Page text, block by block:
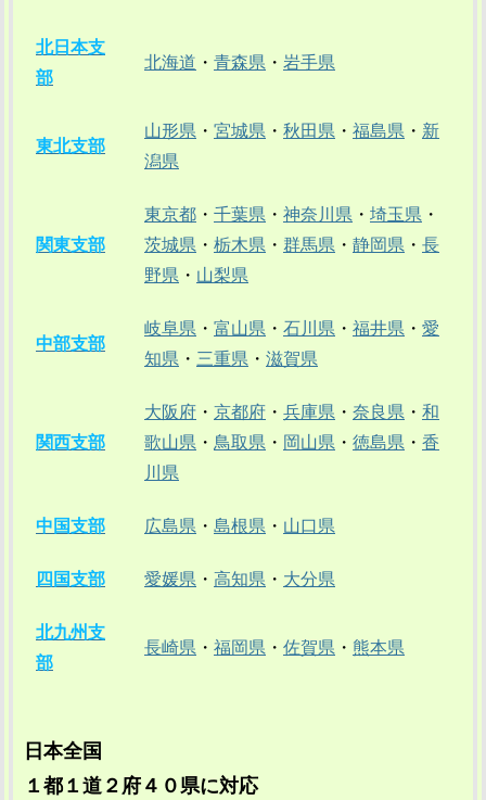
北日本支
部
北海道 ・ 青森県 ・ 岩手県
東北支部
山形県 ・ 宮城県 ・ 秋田県 ・ 福島県 ・ 新
潟県
関東支部
東京都 ・ 千葉県 ・ 神奈川県 ・ 埼玉県 ・
茨城県 ・ 栃木県 ・ 群馬県 ・ 静岡県 ・ 長
野県 ・ 山梨県
中部支部
岐阜県 ・ 富山県 ・ 石川県 ・ 福井県 ・ 愛
知県 ・ 三重県 ・ 滋賀県
関西支部
大阪府 ・ 京都府 ・ 兵庫県 ・ 奈良県 ・ 和
歌山県 ・ 鳥取県 ・ 岡山県 ・ 徳島県 ・ 香
川県
中国支部 広島県 ・ 島根県 ・ 山口県
四国支部 愛媛県 ・ 高知県 ・ 大分県
北九州支
部
長崎県 ・ 福岡県 ・ 佐賀県 ・ 熊本県
日本全国
１都１道２府４０県に対応